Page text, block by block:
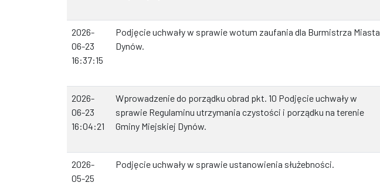
2026-
06-23
16:37:15
Podjęcie uchwały w sprawie wotum zaufania dla Burmistrza Miasta
Dynów.
2026-
06-23
16:04:21
Wprowadzenie do porządku obrad pkt. 10 Podjęcie uchwały w
sprawie Regulaminu utrzymania czystości i porządku na terenie
Gminy Miejskiej Dynów.
2026-
05-25
Podjęcie uchwały w sprawie ustanowienia służebności.